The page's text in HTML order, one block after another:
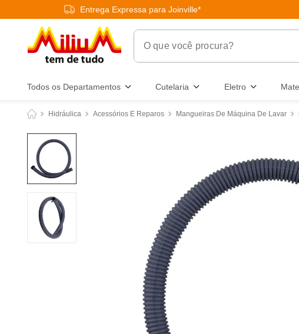
Entrega Expressa para Joinville*
O que você procura?
Todos os Departamentos Cutelaria Eletro
Hidráulica Acessórios E Reparos Mangueiras De Máquina De Lavar
frigideira multiflon
garrafa térmica
banheiro
luminária
8º panelas
9º varal
10º caneca